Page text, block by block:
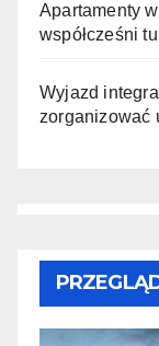
Apartamenty
współcześni
Wyjazd
zorganizować